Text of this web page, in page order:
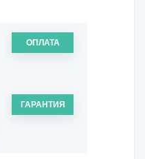
ОПЛАТА
ГАРАНТИЯ